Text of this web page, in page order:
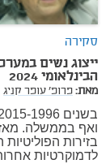
סקירה
ייצוג נשים
הבינלאומי 2024
מאת:פרופ' עופר קניג
ואף בממשלה. מאז
בזירות
לדמוקרטיות